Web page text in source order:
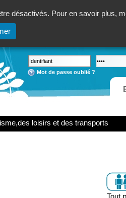
désactivés. Pour en savoir plus,
Mot de passe oublié ?
loisirs et des transports
Tout